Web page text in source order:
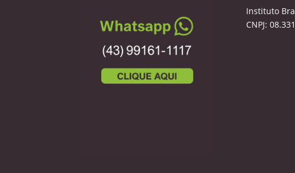
Instituto
CNPJ: